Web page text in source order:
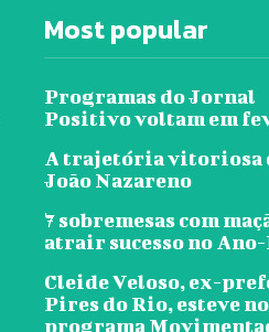
Most popular
Programas do Jornal
Positivo voltam em
A trajetória vitoriosa
João Nazareno
7 sobremesas com
atrair sucesso no
Cleide Veloso, ex-
Pires do Rio, esteve no
programa